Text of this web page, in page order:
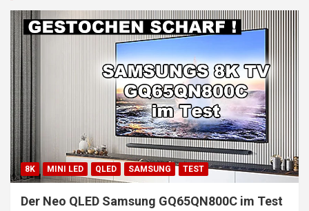
8K MINI LED QLED SAMSUNG TEST
Der Neo QLED Samsung GQ65QN800C im Test